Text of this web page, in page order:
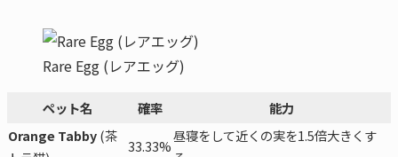
Rare Egg (レアエッグ)
ペット名 確率
能力
Orange Tabby(茶
33.33%
昼寝をして近くの実を1.5倍大きくす